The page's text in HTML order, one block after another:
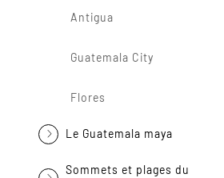
Antigua
Guatemala City
Flores
Le Guatemala maya
Sommets et plages du